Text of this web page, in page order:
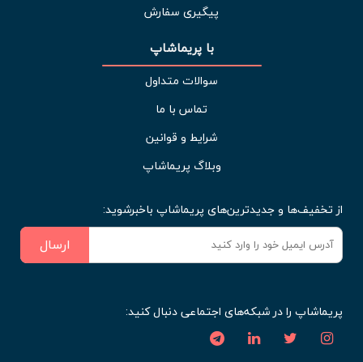
پیگیری سفارش
با پریماشاپ
سوالات متداول
تماس با ما
شرایط و قوانین
وبلاگ پریماشاپ
از تخفیف‌ها و جدیدترین‌های پریماشاپ باخبرشوید:
ارسال
پریماشاپ را در شبکه‌های اجتماعی دنبال کنید: